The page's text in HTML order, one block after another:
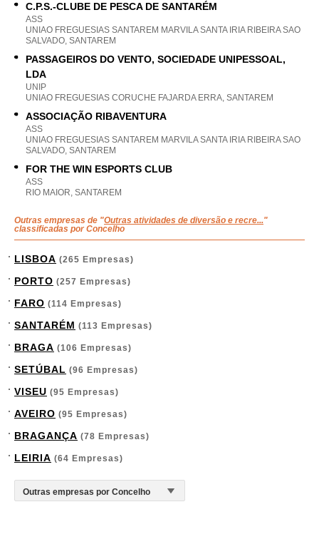
C.P.S.-CLUBE DE PESCA DE SANTARÉM
ASS
UNIAO FREGUESIAS SANTAREM MARVILA SANTA IRIA RIBEIRA SAO
SALVADO, SANTAREM
PASSAGEIROS DO VENTO, SOCIEDADE UNIPESSOAL,
LDA
UNIP
UNIAO FREGUESIAS CORUCHE FAJARDA ERRA, SANTAREM
ASSOCIAÇÃO RIBAVENTURA
ASS
UNIAO FREGUESIAS SANTAREM MARVILA SANTA IRIA RIBEIRA SAO
SALVADO, SANTAREM
FOR THE WIN ESPORTS CLUB
ASS
RIO MAIOR, SANTAREM
Outras empresas de "Outras atividades de diversão e recre..."
classificadas por Concelho
LISBOA (265 Empresas)
PORTO (257 Empresas)
FARO (114 Empresas)
SANTARÉM (113 Empresas)
BRAGA (106 Empresas)
SETÚBAL (96 Empresas)
VISEU (95 Empresas)
AVEIRO (95 Empresas)
BRAGANÇA (78 Empresas)
LEIRIA (64 Empresas)